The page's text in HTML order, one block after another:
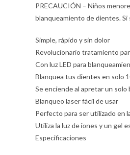
PRECAUCIÓN – Niños
blanqueamiento de dientes.
Simple, rápido y sin dolor
Revolucionario tratamiento
Con luz LED para
Blanquea tus dientes en solo
Se enciende al apretar un solo
Blanqueo laser fácil de usar
Perfecto para ser utilizado en
Utiliza la luz de iones y un gel
Especificaciones